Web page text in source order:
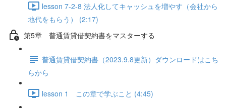
lesson 7-2-8 法人化してキャッシュを増やす（会社から
地代をもらう） (2:17)
第5章 普通賃貸借契約書をマスターする
普通賃貸借契約書（2023.9.8更新）ダウンロードはこち
らから
lesson 1 この章で学ぶこと (4:45)